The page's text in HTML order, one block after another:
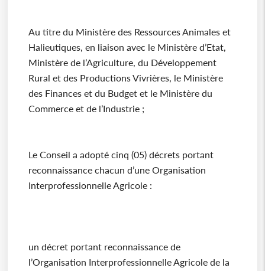
Au titre du Ministère des Ressources Animales et
Halieutiques, en liaison avec le Ministère d’Etat,
Ministère de l’Agriculture, du Développement
Rural et des Productions Vivrières, le Ministère
des Finances et du Budget et le Ministère du
Commerce et de l’Industrie ;
Le Conseil a adopté cinq (05) décrets portant
reconnaissance chacun d’une Organisation
Interprofessionnelle Agricole :
un décret portant reconnaissance de
l’Organisation Interprofessionnelle Agricole de la